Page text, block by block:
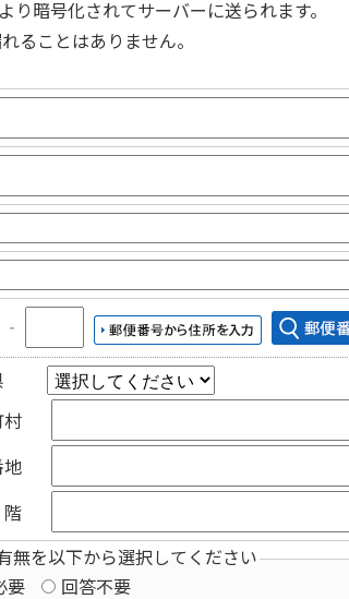
り暗号化されてサーバーに送られます。
ることはありません。
‐
村
地
階
無を以下から選択してください
要
回答不要